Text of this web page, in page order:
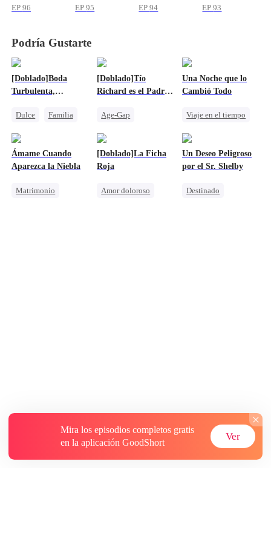
matrimonio
EP96
matrimonio
EP95
matrimonio
EP94
matrimonio
EP93
Podría Gustarte
[Doblado]Boda
Turbulenta,
Dulce
Familia
CEO
[Doblado]Tío
Richard es el Padre
Age-Gap
Embarazada
Una Noche que lo
Cambió Todo
Viaje en el tiempo
Aventura De Una Noche
Ámame Cuando
Aparezca la Niebla
Matrimonio
[Doblado]La Ficha
Roja
Amor doloroso
Un Deseo Peligroso
por el Sr. Shelby
Destinado
Mira los episodios completos gratis
en la aplicación GoodShort
Ver